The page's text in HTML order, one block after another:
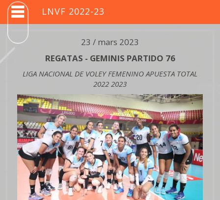
LNVF 2022-23
23 / mars 2023
REGATAS - GEMINIS PARTIDO 76
LIGA NACIONAL DE VOLEY FEMENINO APUESTA TOTAL
2022 2023